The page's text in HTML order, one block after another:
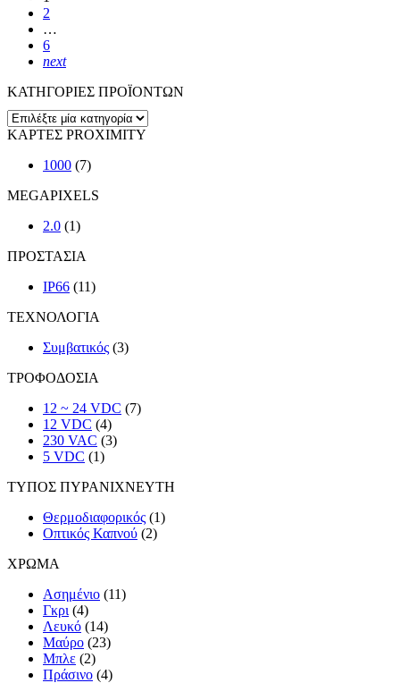
2
…
6
next
ΚΑΤΗΓΟΡΙΕΣ ΠΡΟΪΟΝΤΩΝ
ΚΑΡΤΕΣ PROXIMITY
1000 (7)
MEGAPIXELS
2.0 (1)
ΠΡΟΣΤΑΣΙΑ
IP66 (11)
ΤΕΧΝΟΛΟΓΙΑ
Συμβατικός (3)
ΤΡΟΦΟΔΟΣΙΑ
12 ~ 24 VDC (7)
12 VDC (4)
230 VAC (3)
5 VDC (1)
ΤΥΠΟΣ ΠΥΡΑΝΙΧΝΕΥΤΗ
Θερμοδιαφορικός (1)
Οπτικός Καπνού (2)
ΧΡΩΜΑ
Ασημένιο (11)
Γκρι (4)
Λευκό (14)
Μαύρο (23)
Μπλε (2)
Πράσινο (4)